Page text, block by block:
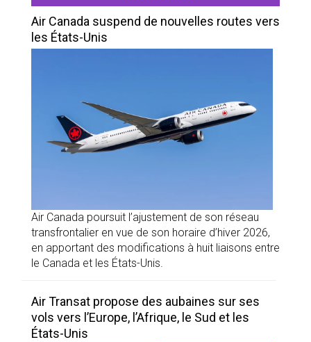
Air Canada suspend de nouvelles routes vers
les États-Unis
Air Canada poursuit l’ajustement de son réseau
transfrontalier en vue de son horaire d’hiver 2026,
en apportant des modifications à huit liaisons entre
le Canada et les États-Unis.
Air Transat propose des aubaines sur ses
vols vers l’Europe, l’Afrique, le Sud et les
États-Unis